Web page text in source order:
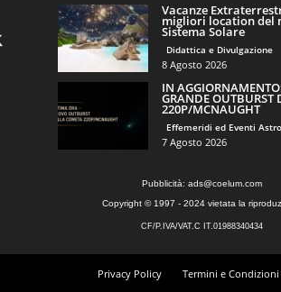
Vacanze
migliori location del
Sistema Solare
Didattica e Divulgazione
8 Agosto 2026
IN
GRANDE OUTBURST
220P/MCNAUGHT
Effemeridi ed Eventi
7 Agosto 2026
Pubblicità: ads@coelum.com
Copyright © 1997 - 2024 vietata la
CF/P.IVA/VAT.C IT.01988340434
Privacy Policy Termini e Condizioni